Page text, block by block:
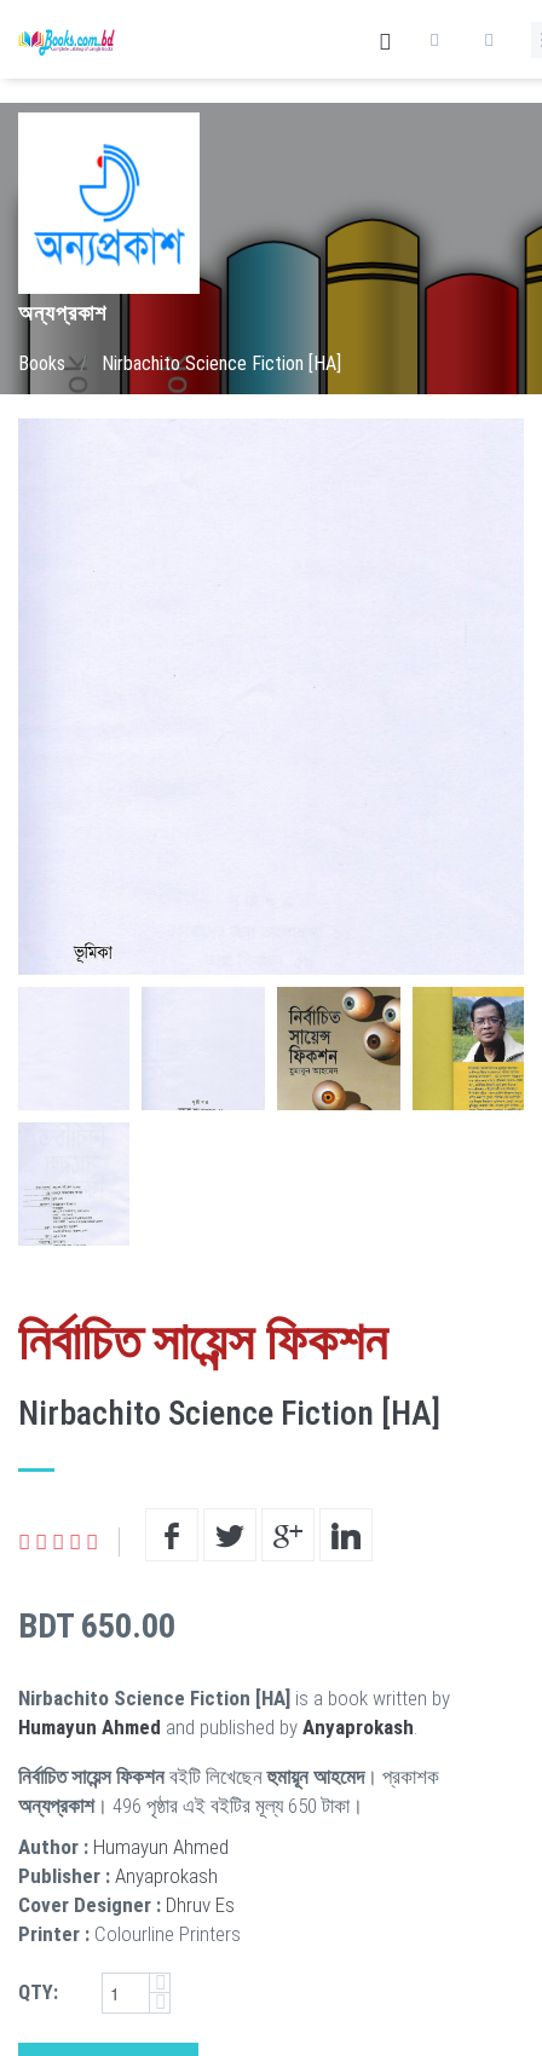
অন্যপ্রকাশ
Books / Nirbachito Science Fiction [HA]
নির্বাচিত সায়েন্স ফিকশন
Nirbachito Science Fiction [HA]
BDT 650.00
Nirbachito Science Fiction [HA] is a book written by
Humayun Ahmed and published by Anyaprokash
নির্বাচিত সায়েন্স ফিকশনবইটি লিখেছেনহুমায়ূন আহমেদ। প্রকাশক
অন্যপ্রকাশ। 496 পৃষ্ঠার এই বইটির মূল্য 650 টাকা।
Author : Humayun Ahmed
Publisher : Anyaprokash
Cover Designer : Dhruv Es
Printer : Colourline Printers
QTY: